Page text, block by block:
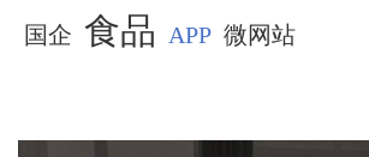
国企 食品 APP 微网站